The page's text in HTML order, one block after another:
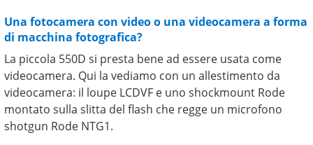
Una fotocamera con video o una videocamera a forma
di macchina fotografica?
La piccola 550D si presta bene ad essere usata come
videocamera. Qui la vediamo con un allestimento da
videocamera: il loupe LCDVF e uno shockmount Rode
montato sulla slitta del flash che regge un microfono
shotgun Rode NTG1.